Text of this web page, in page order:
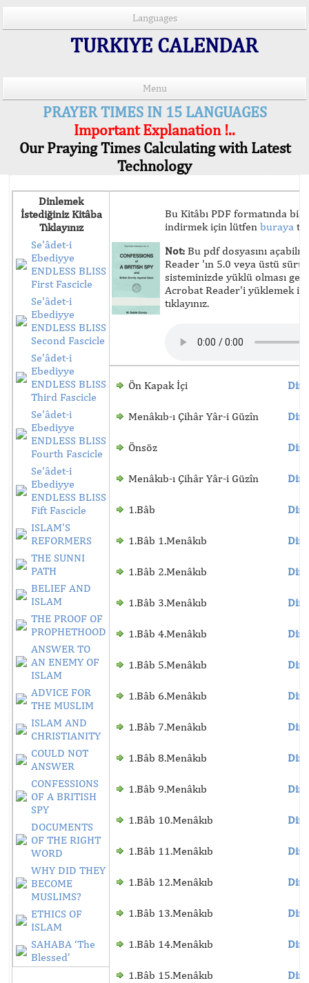
Languages
TURKIYE CALENDAR
Menu
PRAYER TIMES IN 15 LANGUAGES
Important Explanation !..
Our Praying Times Calculating with Latest
Technology
Dinlemek
İstediğiniz Kitâba
Tıklayınız
Se'âdet-i
Ebediyye
ENDLESS BLISS
First Fascicle
Se'âdet-i
Ebediyye
ENDLESS BLISS
Second Fascicle
Se'âdet-i
Ebediyye
ENDLESS BLISS
Third Fascicle
Se'âdet-i
Ebediyye
ENDLESS BLISS
Fourth Fascicle
Se'âdet-i
Ebediyye
ENDLESS BLISS
Fift Fascicle
ISLAM'S
REFORMERS
THE SUNNI
PATH
BELIEF AND
ISLAM
THE PROOF OF
PROPHETHOOD
ANSWER TO
AN ENEMY OF
ISLAM
ADVICE FOR
THE MUSLIM
ISLAM AND
CHRISTIANITY
COULD NOT
ANSWER
CONFESSIONS
OF A BRITISH
SPY
DOCUMENTS
OF THE RIGHT
WORD
WHY DID THEY
BECOME
MUSLIMS?
ETHICS OF
ISLAM
SAHABA ‘The
Blessed’
Bu Kitâbı PDF formatında
indirmek için lütfen buraya
Not: Bu pdf dosyasını
Reader 'ın 5.0 veya üstü
sisteminizde yüklü olması
Acrobat Reader'i yüklemek
tıklayınız.
Ön Kapak İçi
Menâkıb-ı Çihâr Yâr-i Güzîn
Önsöz
Menâkıb-ı Çihâr Yâr-i Güzîn
1.Bâb
1.Bâb 1.Menâkıb
1.Bâb 2.Menâkıb
1.Bâb 3.Menâkıb
1.Bâb 4.Menâkıb
1.Bâb 5.Menâkıb
1.Bâb 6.Menâkıb
1.Bâb 7.Menâkıb
1.Bâb 8.Menâkıb
1.Bâb 9.Menâkıb
1.Bâb 10.Menâkıb
1.Bâb 11.Menâkıb
1.Bâb 12.Menâkıb
1.Bâb 13.Menâkıb
1.Bâb 14.Menâkıb
1.Bâb 15.Menâkıb